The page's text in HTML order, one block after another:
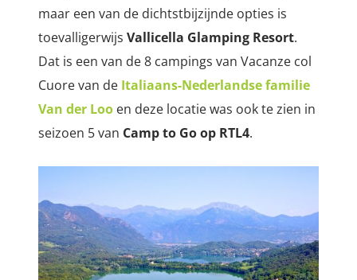
maar een van de dichtstbijzijnde opties is
toevalligerwijs Vallicella Glamping Resort.
Dat is een van de 8 campings van Vacanze col
Cuore van de Italiaans-Nederlandse familie
Van der Loo en deze locatie was ook te zien in
seizoen 5 van Camp to Go op RTL4.